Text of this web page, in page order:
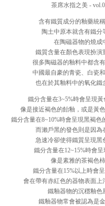
茶席水指之美 -
含有鐵質成分的釉藥統
陶土中原本就含有鐵分
在陶磁器物的燒成
鐵質含量在顏色表現扮演
很多陶磁器的釉料中都含
中國最自豪的青瓷、白瓷
也在於其釉料中的氧化鐵
鐵分含量在3~5%時會呈現
像是接近褐色的飴釉，或是黃
鐵分含量在8~10%時會呈現黑褐色
而瀨戶黑的發色則是因為
急速冷卻使得鐵質呈現黑
鐵分含量在12~15%時會
像是素雅的茶褐色
鐵分含量在15%以上時會
會在帶有赤紅色的器物表面上
鐵釉器物的沉穩釉色
鐵釉器物常會被認為是